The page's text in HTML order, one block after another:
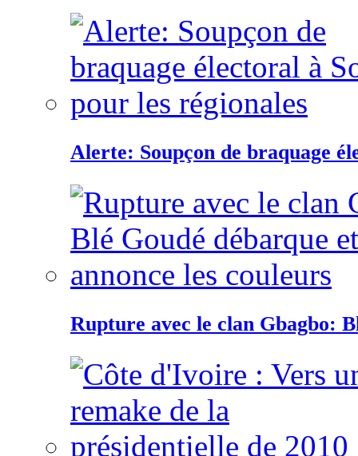
Alerte: Soupçon de braquage
Rupture avec le clan Gbagbo: